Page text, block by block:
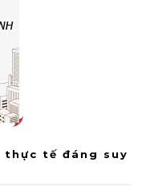
thực tế đáng suy